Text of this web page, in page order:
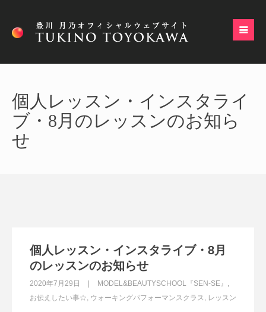
個人レッスン・インスタライ
ブ・8月のレッスンのお知ら
せ
個人レッスン・インスタライブ・8月
のレッスンのお知らせ
2020年7月29日 MODEL&BEAUTYSCHOOL『SEN-SE』 ,
お伝えしたい事☆, ウォーキングパフォーマンスクラス, レッスン